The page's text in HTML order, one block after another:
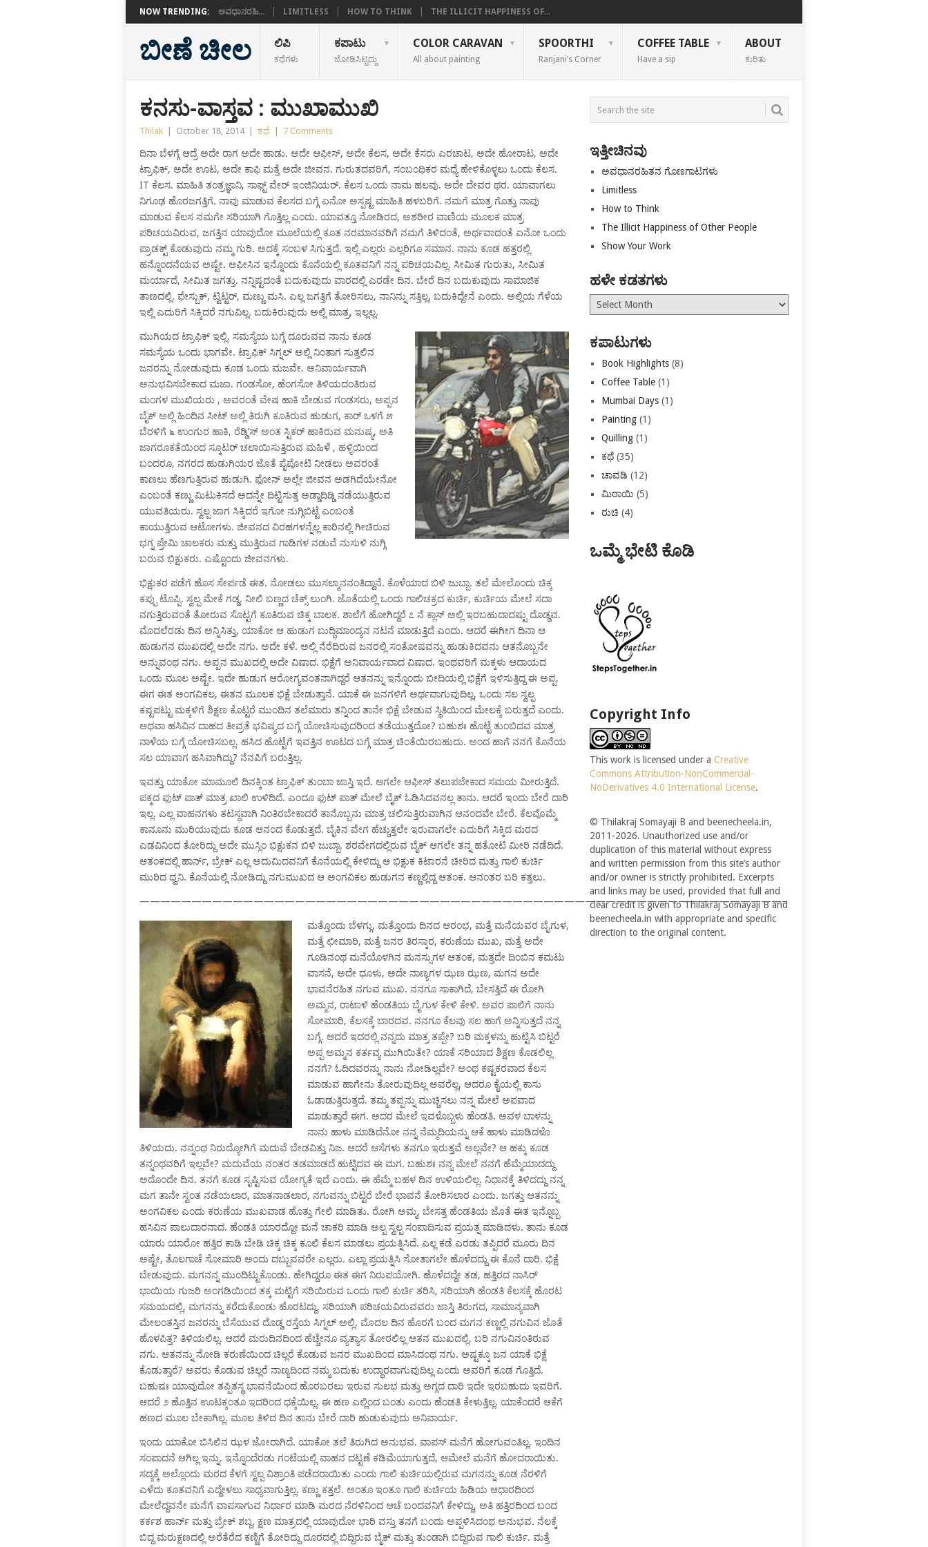
NOW TRENDING: ಅವಧಾನರಹಿ... LIMITLESS HOW TO THINK THE ILLICIT HAPPINESS OF...
ಬೀಣೆ ಚೀಲ ಲಿಪಿ
ಕಥೆಗಳು
ಕಪಾಟು
ಜೋಡಿಸಿಟ್ಟದ್ದು
COLOR CARAVAN
All about painting
SPOORTHI
Ranjani’s Corner
COFFEE TABLE
Have a sip
ABOUT
ಕುರಿತು
ಕನಸು-ವಾಸ್ತವ : ಮುಖಾಮುಖಿ
Thilak October 18, 2014 ಕಥೆ 7 Comments
ದಿನಾ ಬೆಳಗ್ಗೆ ಆದ್ರೆ ಅದೇ ರಾಗ ಅದೇ ಹಾಡು. ಅದೇ ಆಫೀಸ್, ಅದೇ ಕೆಲಸ, ಅದೇ ಕೆಸರು ಎರಚಾಟ, ಅದೇ ಹೋರಾಟ, ಅದೇ
ಟ್ರಾಫಿಕ್, ಅದೇ ಊಟ, ಅದೇ ಕಾಫಿ ಮತ್ತೆ ಅದೇ ಜೀವನ. ಗುರುತದವರಿಗೆ, ಸಂಬಂಧಿಕರ ಮಧ್ಯೆ ಹೇಳಿಕೊಳ್ಳಲು ಒಂದು ಕೆಲಸ.
IT ಕೆಲಸ. ಮಾಹಿತಿ ತಂತ್ರಜ್ಞಾನಿ, ಸಾಫ್ಟ್ ವೇರ್ ಇಂಜಿನಿಯರ್. ಕೆಲಸ ಒಂದು ನಾಮ ಹಲವು. ಅದೇ ದೇವರ ಥರ. ಯಾವಾಗಲು
ನಿಗೂಢ ಹೊರಜಗತ್ತಿಗೆ. ನಾವು ಮಾಡುವ ಕೆಲಸದ ಬಗ್ಗೆ ಏನೋ ಅಸ್ಪಷ್ಟ ಮಾಹಿತಿ ಹಳಬರಿಗೆ. ನಮಗೆ ಮಾತ್ರ ಗೊತ್ತು ನಾವು
ಮಾಡುವ ಕೆಲಸ ನಮಗೇ ಸರಿಯಾಗಿ ಗೊತ್ತಿಲ್ಲ ಎಂದು. ಯಾವತ್ತೂ ನೋಡಿರದ, ಅಶರೀರ ವಾಣಿಯ ಮೂಲಕ ಮಾತ್ರ
ಪರಿಚಯವಿರುವ, ಜಗತ್ತಿನ ಯಾವುದೋ ಮೂಲೆಯಲ್ಲಿ ಕೂತ ನರಮಾನವರಿಗೆ ನಮಗೆ ತಿಳಿದಂತೆ, ಅರ್ಥವಾದಂತೆ ಏನೋ ಒಂದು
ಪ್ರಾಡಕ್ಟ್ ಕೊಡುವುದು ನಮ್ಮ ಗುರಿ. ಅದಕ್ಕೆ ಸಂಬಳ ಸಿಗುತ್ತದೆ. ಇಲ್ಲಿ ಎಲ್ಲರು ಎಲ್ಲರಿಗೂ ಸಮಾನ. ನಾನು ಕೂಡ ಹತ್ತರಲ್ಲಿ
ಹನ್ನೊಂದನೆಯವ ಅಷ್ಟೇ. ಆಫೀಸಿನ ಇನ್ನೊಂದು ಕೊನೆಯಲ್ಲಿ ಕೂತವನಿಗೆ ನನ್ನ ಪರಿಚಯವಿಲ್ಲ. ಸೀಮಿತ ಗುರುತು, ಸೀಮಿತ
ಮರ್ಯಾದೆ, ಸೀಮಿತ ಜಗತ್ತು. ನನ್ನಿಷ್ಟದಂತೆ ಬದುಕುವುದು ವಾರದಲ್ಲಿ ಎರಡೇ ದಿನ. ಬೇರೆ ದಿನ ಬದುಕುವುದು ಸಾಮಾಜಿಕ
ತಾಣದಲ್ಲಿ. ಫೇಸ್ಬುಕ್, ಟ್ವಿಟ್ಟರ್, ಮಣ್ಣು ಮಸಿ. ಎಲ್ಲ ಜಗತ್ತಿಗೆ ತೋರಿಸಲು, ನಾನಿನ್ನು ಸತ್ತಿಲ್ಲ, ಬದುಕಿದ್ದೇನೆ ಎಂದು. ಅಲ್ಲಿಯ ಗೆಳೆಯ
ಇಲ್ಲಿ ಎದುರಿಗೆ ಸಿಕ್ಕಿದರೆ ನಗುವಿಲ್ಲ. ಬದುಕಿರುವುದು ಅಲ್ಲಿ ಮಾತ್ರ, ಇಲ್ಲಲ್ಲ.
ಮುಗಿಯದ ಟ್ರಾಫಿಕ್ ಇಲ್ಲಿ. ಸಮಸ್ಯೆಯ ಬಗ್ಗೆ ದೂರುವವ ನಾನು ಕೂಡ
ಸಮಸ್ಯೆಯ ಒಂದು ಭಾಗವೇ. ಟ್ರಾಫಿಕ್ ಸಿಗ್ನಲ್ ಅಲ್ಲಿ ನಿಂತಾಗ ಸುತ್ತಲಿನ
ಜನರನ್ನು ನೋಡುವುದು ಕೂಡ ಒಂದು ಮಜವೇ. ಅನಿವಾರ್ಯವಾಗಿ
ಅನುಭವಿಸಬೇಕಾದ ಮಜಾ. ಗಂಡಸೋ, ಹೆಂಗಸೋ ತಿಳಿಯದಂತಿರುವ
ಮಂಗಳ ಮುಖಿಯರು , ಅವರಂತೆ ವೇಷ ಹಾಕಿ ಬೇಡುವ ಗಂಡಸರು, ಅಪ್ಪನ
ಬೈಕ್ ಅಲ್ಲಿ ಹಿಂದಿನ ಸೀಟ್ ಅಲ್ಲಿ ತಿರುಗಿ ಕೂತಿರುವ ಹುಡುಗ, ಕಾರ್ ಒಳಗೆ ೫
ಬೆರಳಿಗೆ ೬ ಉಂಗುರ ಹಾಕಿ, ರೆಡ್ಡಿ’ಸ್ ಅಂತ ಸ್ಟಿಕರ್ ಹಾಕಿರುವ ಮನುಷ್ಯ, ಅತಿ
ಜಾಗರೂಕತೆಯಿಂದ ಸ್ಕೂಟರ್ ಚಲಾಯಿಸುತ್ತಿರುವ ಮಹಿಳೆ , ಹಳ್ಳಿಯಿಂದ
ಬಂದರೂ, ನಗರದ ಹುಡುಗಿಯರ ಜೊತೆ ಪೈಪೋಟಿ ನೀಡಲು ಅವರಂತೆ
ಕಾಣಲು ಹೆಣಗುತ್ತಿರುವ ಹುಡುಗಿ. ಫೋನ್ ಅಲ್ಲೇ ಜೀವನ ಅಡಗಿದೆಯೇನೋ
ಎಂಬಂತೆ ಕಣ್ಣು ಮಿಟುಕಿಸದೆ ಅದನ್ನೇ ದಿಟ್ಟಿಸುತ್ತ ಅಡ್ಡಾದಿಡ್ಡಿ ನಡೆಯುತ್ತಿರುವ
ಯುವತಿಯರು. ಸ್ವಲ್ಪ ಜಾಗ ಸಿಕ್ಕಿದರೆ ಇಗೋ ನುಗ್ಗಿಬಿಟ್ಟೆ ಎಂಬಂತೆ
ಕಾಯುತ್ತಿರುವ ಆಟೋಗಳು. ಜೀವನದ ವಿರಹಗಳನ್ನೆಲ್ಲ ಕಾರಿನಲ್ಲಿ ಗೀಚಿರುವ
ಭಗ್ನ ಪ್ರೇಮಿ ಚಾಲಕರು ಮತ್ತು ಮುತ್ತಿರುವ ಗಾಡಿಗಳ ನಡುವೆ ನುಸುಳಿ ನುಗ್ಗಿ
ಬರುವ ಭಿಕ್ಷುಕರು. ಎಷ್ಟೊಂದು ಜೀವನಗಳು.
ಭಿಕ್ಷುಕರ ಪಡೆಗೆ ಹೊಸ ಸೇರ್ಪಡೆ ಈತ. ನೋಡಲು ಮುಸಲ್ಮಾನನಂತಿದ್ದಾನೆ. ಕೊಳೆಯಾದ ಬಿಳಿ ಜುಬ್ಬಾ. ತಲೆ ಮೇಲೊಂದು ಚಿಕ್ಕ
ಕಪ್ಪು ಟೊಪ್ಪಿ. ಸ್ವಲ್ಪ ಮೇಕೆ ಗಡ್ಡ. ನೀಲಿ ಬಣ್ಣದ ಚೆಕ್ಸ್ ಲುಂಗಿ. ಜೊತೆಯಲ್ಲಿ ಒಂದು ಗಾಲಿಚಕ್ರದ ಕುರ್ಚಿ, ಕುರ್ಚಿಯ ಮೇಲೆ ಸದಾ
ನಗುತ್ತಿರುವಂತೆ ತೋರುವ ಸೊಟ್ಟಗೆ ಕೂತಿರುವ ಚಿಕ್ಕ ಬಾಲಕ. ಶಾಲೆಗೆ ಹೋಗಿದ್ದರೆ ೭ ನೆ ಕ್ಲಾಸ್ ಅಲ್ಲಿ ಇರಬಹುದಾದಷ್ಟು ದೊಡ್ಡವ.
ಮೊದಲೆರಡು ದಿನ ಅನ್ನಿಸಿತ್ತು, ಯಾಕೋ ಆ ಹುಡುಗ ಬುದ್ಧಿಮಾಂದ್ಯನ ನಟನೆ ಮಾಡುತ್ತಿದೆ ಎಂದು. ಆದರೆ ಈಗೀಗ ದಿನಾ ಆ
ಹುಡುಗನ ಮುಖದಲ್ಲಿ ಅದೇ ನಗು. ಅದೇ ಕಳೆ. ಅಲ್ಲಿ ನೆರೆದಿರುವ ಜನರಲ್ಲಿ ಸಂತೋಷವನ್ನು ಹುಡುಕಿದವನು ಆತನೊಬ್ಬನೇ
ಅನ್ನುವಂಥ ನಗು. ಅಪ್ಪನ ಮುಖದಲ್ಲಿ ಅದೇ ವಿಷಾದ. ಭಿಕ್ಷೆಗೆ ಅನಿವಾರ್ಯವಾದ ವಿಷಾದ. ಇಂಥವರಿಗೆ ಮಕ್ಕಳು ಆದಾಯದ
ಒಂದು ಮೂಲ ಅಷ್ಟೇ. ಇದೇ ಹುಡುಗ ಆರೋಗ್ಯವಂತನಾಗಿದ್ದರೆ ಆತನನ್ನು ಇನ್ನೊಂದು ಬೀದಿಯಲ್ಲಿ ಭಿಕ್ಷೆಗೆ ಇಳಿಸುತ್ತಿದ್ದ ಈ ಅಪ್ಪ.
ಈಗ ಈತ ಅಂಗವಿಕಲ, ಈತನ ಮೂಲಕ ಭಿಕ್ಷೆ ಬೇಡುತ್ತಾನೆ. ಯಾಕೆ ಈ ಜನಗಳಿಗೆ ಅರ್ಥವಾಗುವುದಿಲ್ಲ, ಒಂದು ಸಲ ಸ್ವಲ್ಪ
ಕಷ್ಟಪಟ್ಟು ಮಕ್ಕಳಿಗೆ ಶಿಕ್ಷಣ ಕೊಟ್ಟರೆ ಮುಂದಿನ ತಲೆಮಾರು ತನ್ನಿಂದ ತಾನೇ ಭಿಕ್ಷೆ ಬೇಡುವ ಸ್ಥಿತಿಯಿಂದ ಮೇಲಕ್ಕೆ ಬರುತ್ತದೆ ಎಂದು.
ಆಥವಾ ಹಸಿವಿನ ದಾಹದ ತೀವ್ರತೆ ಭವಿಷ್ಯದ ಬಗ್ಗೆ ಯೋಚಿಸುವುದರಿಂದ ತಡೆಯುತ್ತದೋ? ಬಹುಶಃ ಹೊಟ್ಟೆ ತುಂಬಿದವ ಮಾತ್ರ
ನಾಳೆಯ ಬಗ್ಗೆ ಯೋಚಿಸಬಲ್ಲ. ಹಸಿದ ಹೊಟ್ಟೆಗೆ ಇವತ್ತಿನ ಊಟದ ಬಗ್ಗೆ ಮಾತ್ರ ಚಿಂತೆಯಿರಬಹುದು. ಅಂದ ಹಾಗೆ ನನಗೆ ಕೊನೆಯ
ಸಲ ಯಾವಾಗ ಹಸಿವಾಗಿದ್ದು? ನೆನಪಿಗೆ ಬರುತ್ತಿಲ್ಲ.
ಇವತ್ತು ಯಾಕೋ ಮಾಮೂಲಿ ದಿನಕ್ಕಿಂತ ಟ್ರಾಫಿಕ್ ತುಂಬಾ ಜಾಸ್ತಿ ಇದೆ. ಆಗಲೇ ಆಫೀಸ್ ತಲುಪಬೇಕಾದ ಸಮಯ ಮೀರುತ್ತಿದೆ.
ಪಕ್ಕದ ಫುಟ್ ಪಾತ್ ಮಾತ್ರ ಖಾಲಿ ಉಳಿದಿದೆ. ಎಂದೂ ಫುಟ್ ಪಾತ್ ಮೇಲೆ ಬೈಕ್ ಓಡಿಸಿದವನಲ್ಲ ತಾನು. ಆದರೆ ಇಂದು ಬೇರೆ ದಾರಿ
ಇಲ್ಲ. ಎಲ್ಲ ವಾಹನಗಳು ತಟಸ್ಥವಾಗಿ ನಿಂತಿರಬೇಕಾದರೆ ತಾನೊಬ್ಬನು ಮಾತ್ರ ಚಲಿಸುತ್ತಿರುವಾಗಿನ ಆನಂದವೇ ಬೇರೆ. ಕೆಲವೊಮ್ಮೆ
ಕಾನೂನು ಮುರಿಯುವುದು ಕೂಡ ಆನಂದ ಕೊಡುತ್ತದೆ. ಬೈಕಿನ ವೇಗ ಹೆಚ್ಚುತ್ತಲೇ ಇರುವಾಗಲೇ ಎದುರಿಗೆ ಸಿಕ್ಕಿದ ಮರದ
ಎಡವಿನಿಂದ ತೋರಿದ್ದು ಅದೇ ಮುಸ್ಲಿಂ ಭಿಕ್ಷುಕನ ಬಿಳಿ ಜುಬ್ಬಾ. ಶರವೇಗದಲ್ಲಿರುವ ಬೈಕ್ ಆಗಲೇ ತನ್ನ ಹತೋಟಿ ಮೀರಿ ನಡೆದಿದೆ.
ಆತಂಕದಲ್ಲಿ ಹಾರ್ನ್, ಬ್ರೇಕ್ ಎಲ್ಲ ಅದುಮಿದವನಿಗೆ ಕೊನೆಯಲ್ಲಿ ಕೇಳಿದ್ದು ಆ ಭಿಕ್ಷುಕ ಕಿಟಾರನೆ ಚೀರಿದ ಮತ್ತು ಗಾಲಿ ಕುರ್ಚಿ
ಮುರಿದ ಧ್ವನಿ. ಕೊನೆಯಲ್ಲಿ ನೋಡಿದ್ದು ನಗುಮುಖದ ಆ ಅಂಗವಿಕಲ ಹುಡುಗನ ಕಣ್ಣಲ್ಲಿದ್ದ ಆತಂಕ. ಆನಂತರ ಬರಿ ಕತ್ತಲು.
——————————————————————————————————————————————————————————————–
ಮತ್ತೊಂದು ಬೆಳಗ್ಗು, ಮತ್ತೊಂದು ದಿನದ ಆರಂಭ, ಮತ್ತೆ ಮನೆಯವರ ಬೈಗುಳ,
ಮತ್ತೆ ಛೀಮಾರಿ, ಮತ್ತೆ ಜನರ ತಿರಸ್ಕಾರ, ಕರುಣೆಯ ಮುಖ, ಮತ್ತೆ ಅದೇ
ಗೂಡಿನಂಥ ಮನೆಯೊಳಗಿನ ಮನಸ್ಸುಗಳ ಆತಂಕ, ಮತ್ತದೇ ದಿಂಬಿನ ಕಮಟು
ವಾಸನೆ, ಅದೇ ಧೂಳು, ಅದೇ ನಾಣ್ಯಗಳ ಝಣ ಝಣ, ಮಗನ ಅದೇ
ಭಾವನೆರಹಿತ ನಗುವ ಮುಖ. ನನಗೂ ಸಾಕಾಗಿದೆ, ಬೇಸತ್ತಿದೆ ಈ ರೋಗಿ
ಅಮ್ಮನ, ರಾಟಾಳಿ ಹೆಂಡತಿಯ ಬೈಗುಳ ಕೇಳಿ ಕೇಳಿ. ಅವರ ಪಾಲಿಗೆ ನಾನು
ಸೋಮಾರಿ, ಕೆಲಸಕ್ಕೆ ಬಾರದವ. ನನಗೂ ಕೆಲವು ಸಲ ಹಾಗೆ ಅನ್ನಿಸುತ್ತದೆ ನನ್ನ
ಬಗ್ಗೆ. ಆದರೆ ಇದರಲ್ಲಿ ನನ್ನದು ಮಾತ್ರ ತಪ್ಪೇ? ಬರಿ ಮಕ್ಕಳನ್ನು ಹುಟ್ಟಿಸಿ ಬಿಟ್ಟರೆ
ಅಪ್ಪ ಅಮ್ಮನ ಕರ್ತವ್ಯ ಮುಗಿಯಿತೇ? ಯಾಕೆ ಸರಿಯಾದ ಶಿಕ್ಷಣ ಕೊಡಲಿಲ್ಲ
ನನಗೆ? ಓದಿದವರನ್ನು ನಾನು ನೋಡಿಲ್ಲವೇ? ಅಂಥ ಕಷ್ಟಕರವಾದ ಕೆಲಸ
ಮಾಡುವ ಹಾಗೇನು ತೋರುವುದಿಲ್ಲ ಅವರೆಲ್ಲ, ಆದರೂ ಕೈಯಲ್ಲಿ ಕಾಸು
ಓಡಾಡುತ್ತಿರುತ್ತದೆ. ತಮ್ಮ ತಪ್ಪನ್ನು ಮುಚ್ಚಿಸಲು ನನ್ನ ಮೇಲೆ ಅಪವಾದ
ಮಾಡುತ್ತಾರೆ ಈಗ. ಅದರ ಮೇಲೆ ಇವಳೊಬ್ಬಳು ಹೆಂಡತಿ. ಅವಳ ಬಾಳನ್ನು
ನಾನು ಹಾಳು ಮಾಡಿದೆನೋ ನನ್ನ ನೆಮ್ಮದಿಯನ್ನು ಆಕೆ ಹಾಳು ಮಾಡಿದಳೊ
ತಿಳಿಯದು. ನನ್ನಂಥ ನಿರುದ್ಯೋಗಿಗೆ ಮದುವೆ ಬೇಡವಿತ್ತು ನಿಜ. ಆದರೆ ಆಸೆಗಳು ತನಗೂ ಇರುತ್ತವೆ ಅಲ್ಲವೇ? ಆ ಹಕ್ಕು ಕೂಡ
ತನ್ನಂಥವರಿಗೆ ಇಲ್ಲವೇ? ಮದುವೆಯ ನಂತರ ತಡಮಾಡದೆ ಹುಟ್ಟಿದವ ಈ ಮಗ. ಬಹುಶಃ ನನ್ನ ಮೇಲೆ ನನಗೆ ಹೆಮ್ಮೆಯಾದದ್ದು
ಅದೊಂದೇ ದಿನ. ತನಗೆ ಕೂಡ ಸೃಷ್ಟಿಸುವ ಯೋಗ್ಯತೆ ಇದೆ ಎಂದು. ಈ ಹೆಮ್ಮೆ ಬಹಳ ದಿನ ಉಳಿಯಲಿಲ್ಲ. ನಿಧಾನಕ್ಕೆ ತಿಳಿದದ್ದು ನನ್ನ
ಮಗ ತಾನೇ ಸ್ವಂತ ನಡೆಯಲಾರ, ಮಾತನಾಡಲಾರ, ನಗುವನ್ನು ಬಿಟ್ಟರೆ ಬೇರೆ ಭಾವನೆ ತೋರಿಸಲಾರ ಎಂದು. ಜಗತ್ತು ಆತನನ್ನು
ಅಂಗವಿಕಲ ಎಂದು ಕರುಣೆಯ ಮುಖವಾಡ ಹೊತ್ತು ಗೇಲಿ ಮಾಡಿತು. ರೋಗಿ ಅಮ್ಮ, ಬೇಸತ್ತ ಹೆಂಡತಿಯ ಜೊತೆ ಈತ ಇನ್ನೊಬ್ಬ
ಹಸಿವಿನ ಪಾಲುದಾರನಾದ. ಹೆಂಡತಿ ಯಾರದ್ದೋ ಮನೆ ಚಾಕರಿ ಮಾಡಿ ಅಲ್ಪ ಸ್ವಲ್ಪ ಸಂಪಾದಿಸುವ ಪ್ರಯತ್ನ ಮಾಡಿದಳು. ತಾನು ಕೂಡ
ಯಾರು ಯಾರೋ ಹತ್ತಿರ ಕಾಡಿ ಬೇಡಿ ಚಿಕ್ಕ ಚಿಕ್ಕ ಕೂಲಿ ಕೆಲಸ ಮಾಡಲು ಪ್ರಯತ್ನಿಸಿದೆ. ಎಲ್ಲ ಕಡೆ ಎರಡು ತಪ್ಪಿದರೆ ಮೂರು ದಿನ
ಅಷ್ಟೇ, ತೊಲಗಾಚೆ ಸೋಮಾರಿ ಅಂದು ದಬ್ಬುವವರೇ ಎಲ್ಲರು. ಎಲ್ಲಾ ಪ್ರಯತ್ನಿಸಿ ಸೋತಾಗಲೇ ಹೊಳೆದದ್ದು ಈ ಕೊನೆ ದಾರಿ. ಭಿಕ್ಷೆ
ಬೇಡುವುದು. ಮಗನನ್ನ ಮುಂದಿಟ್ಟುಕೊಂಡು. ಹೇಗಿದ್ದರೂ ಈತ ಈಗ ನಿರುಪಯೋಗಿ. ಹೊಳೆದದ್ದೇ ತಡ, ಹತ್ತಿರದ ನಾಸಿರ್
ಭಾಯಿಯ ಗುಜರಿ ಅಂಗಡಿಯಿಂದ ತಕ್ಕ ಮಟ್ಟಿಗೆ ಸರಿಯಿರುವ ಒಂದು ಗಾಲಿ ಕುರ್ಚಿ ತರಿಸಿ, ಸರಿಯಾಗಿ ಹೆಂಡತಿ ಕೆಲಸಕ್ಕೆ ಹೊರಟ
ಸಮಯದಲ್ಲಿ, ಮಗನನ್ನು ಕರೆದುಕೊಂಡು ಹೊರಟದ್ದು. ಸರಿಯಾಗಿ ಪರಿಚಯವಿರುವವರು ಜಾಸ್ತಿ ತಿರುಗದ, ಸಾಮಾನ್ಯವಾಗಿ
ಮೇಲಂತಸ್ತಿನ ಜನರನ್ನು ಬೆಸೆಯುವ ದೊಡ್ಡ ರಸ್ತೆಯ ಸಿಗ್ನಲ್ ಅಲ್ಲಿ. ಮೊದಲ ದಿನ ಹೊರಗೆ ಬಂದ ಮಗನ ಕಣ್ಣಲ್ಲಿ ನಗುವಿನ ಜೊತೆ
ಹೊಳಪಿತ್ತ? ತಿಳಿಯಲಿಲ್ಲ. ಆದರೆ ಮರುದಿನದಿಂದ ಹೆಚ್ಚೇನೂ ವ್ಯತ್ಯಾಸ ತೋರಲಿಲ್ಲ ಆತನ ಮುಖದಲ್ಲಿ. ಬರಿ ನಗುವಿನಂತಿರುವ
ನಗು. ಆತನನ್ನು ನೋಡಿ ಕರುಣೆಯಿಂದ ಚಿಲ್ಲರೆ ಕೊಡುವ ಜನರ ಮುಖದಿಂದ ಮಾಸಿದಂಥ ನಗು. ಅಷ್ಟಕ್ಕೂ ಜನ ಯಾಕೆ ಭಿಕ್ಷೆ
ಕೊಡುತ್ತಾರೆ? ಅವರು ಕೊಡುವ ಚಿಲ್ಲರೆ ನಾಣ್ಯದಿಂದ ನಮ್ಮ ಬದುಕು ಉದ್ಧಾರವಾಗುವುದಿಲ್ಲ ಎಂದು ಅವರಿಗೆ ಕೂಡ ಗೊತ್ತಿದೆ.
ಬಹುಷಃ ಯಾವುದೋ ತಪ್ಪಿತಸ್ಥ ಭಾವನೆಯಿಂದ ಹೊರಬರಲು ಇರುವ ಸುಲಭ ಮತ್ತು ಅಗ್ಗದ ದಾರಿ ಇದೇ ಇರಬಹುದು ಇವರಿಗೆ.
ಆದರೆ ೨ ಹೊತ್ತಿನ ಊಟಕ್ಕಂತೂ ಇದರಿಂದ ಧಕ್ಕೆಯಿಲ್ಲ. ಈ ಹಣ ಎಲ್ಲಿಂದ ಬಂತು ಎಂದು ಹೆಂಡತಿ ಕೇಳುತ್ತಿಲ್ಲ. ಯಾಕೆಂದರೆ ಆಕೆಗೆ
ಹಣದ ಮೂಲ ಬೇಕಾಗಿಲ್ಲ. ಮೂಲ ತಿಳಿದ ದಿನ ತಾನು ಬೇರೆ ದಾರಿ ಹುಡುಕುವುದು ಅನಿವಾರ್ಯ.
ಇಂದು ಯಾಕೋ ಬಿಸಿಲಿನ ಝಳ ಜೋರಾಗಿದೆ. ಯಾಕೋ ತಲೆ ತಿರುಗಿದ ಅನುಭವ. ವಾಪಸ್ ಮನೆಗೆ ಹೋಗುವಂತಿಲ್ಲ. ಇಂದಿನ
ಸಂಪಾದನೆ ಆಗಿಲ್ಲ ಇನ್ನು. ಇನ್ನೊಂದೆರಡು ಗಂಟೆಯಲ್ಲಿ ವಾಹನ ದಟ್ಟಣೆ ಕಡಿಮೆಯಾಗುತ್ತದೆ, ಆಮೇಲೆ ಮನೆಗೆ ಹೋದರಾಯಿತು.
ಸದ್ಯಕ್ಕೆ ಅಲ್ಲೊಂದು ಮರದ ಕೆಳಗೆ ಸ್ವಲ್ಪ ವಿಶ್ರಾಂತಿ ಪಡೆದರಾಯಿತು ಎಂದು ಗಾಲಿ ಕುರ್ಚಿಯಲ್ಲಿರುವ ಮಗನನ್ನು ಕೂಡ ನೆರಳಿಗೆ
ಎಳೆದು ಕೂತವನಿಗೆ ಎದ್ದೇಳಲು ಸಾಧ್ಯವಾಗುತ್ತಿಲ್ಲ. ಕಣ್ಣು ಕತ್ತಲೆ. ಅಂತೂ ಇಂತೂ ಗಾಲಿ ಕುರ್ಚಿಯ ಹಿಡಿಯ ಆಧಾರದಿಂದ
ಮೇಲೆದ್ದವನೇ ಮನೆಗೆ ವಾಪಸಾಗುವ ನಿರ್ಧಾರ ಮಾಡಿ ಮರದ ನೆರಳಿನಿಂದ ಆಚೆ ಬಂದವನಿಗೆ ಕೇಳಿದ್ದು, ಅತಿ ಹತ್ತಿರದಿಂದ ಬಂದ
ಕರ್ಕಶ ಹಾರ್ನ್ ಮತ್ತು ಬ್ರೇಕ್ ಶಬ್ದ. ಕ್ಷಣ ಮಾತ್ರದಲ್ಲಿ ಯಾವುದೋ ಭಾರಿ ವಸ್ತು ತನಗೆ ಬಂದು ಅಪ್ಪಳಿಸಿದಂಥ ಅನುಭವ. ನೆಲಕ್ಕೆ
ಬಿದ್ದ ಮರುಕ್ಷಣದಲ್ಲಿ ಅರೆತೆರೆದ ಕಣ್ಣಿಗೆ ತೋರಿದ್ದು ದೂರದಲ್ಲಿ ಬಿದ್ದಿರುವ ಬೈಕ್ ಮತ್ತು ತುಂಡಾಗಿ ಬಿದ್ದಿರುವ ಗಾಲಿ ಕುರ್ಚಿ. ಮತ್ತೆ
ಇತ್ತೀಚಿನವು
ಅವಧಾನರಹಿತನ ಗೊಣಗಾಟಗಳು
Limitless
How to Think
The Illicit Happiness of Other People
Show Your Work
ಹಳೇ ಕಡತಗಳು
ಹಳೇ
ಕಡತಗಳು
ಕಪಾಟುಗಳು
Book Highlights (8)
Coffee Table (1)
Mumbai Days (1)
Painting (1)
Quilling (1)
ಕಥೆ (35)
ಚಾವಡಿ (12)
ಮಿಠಾಯಿ (5)
ರುಚಿ (4)
ಒಮ್ಮೆ ಭೇಟಿ ಕೊಡಿ
Copyright Info
This work is licensed under aCreative
Commons Attribution-NonCommercial-
NoDerivatives 4.0 International License.
© Thilakraj Somayaji B and beenecheela.in,
2011-2026. Unauthorized use and/or
duplication of this material without express
and written permission from this site’s author
and/or owner is strictly prohibited. Excerpts
and links may be used, provided that full and
clear credit is given to Thilakraj Somayaji B and
beenecheela.in with appropriate and specific
direction to the original content.